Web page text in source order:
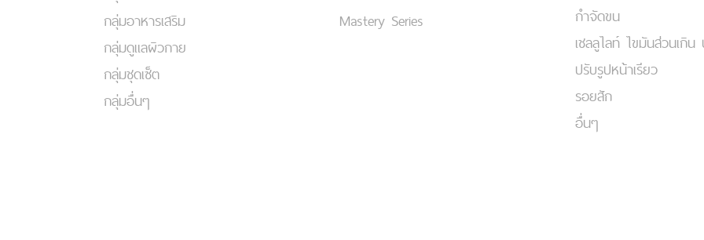
กลุ่มอาหารเสริม
กลุ่มดูแลผิวกาย
กลุ่มชุดเซ็ต
กลุ่มอื่นๆ
Mastery Series
กำจัดขน
เชลลูไลท์ ไขมันส่วนเกิน
ปรับรูปหน้าเรียว
รอยสัก
อื่นๆ